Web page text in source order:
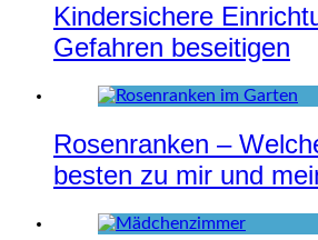
Kindersichere
Gefahren beseitigen
Rosenranken –
besten zu mir und